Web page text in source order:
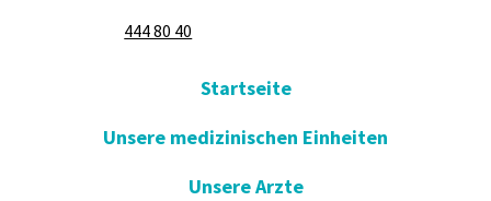
444 80 40
Startseite
Unsere medizinischen Einheiten
Unsere Arzte